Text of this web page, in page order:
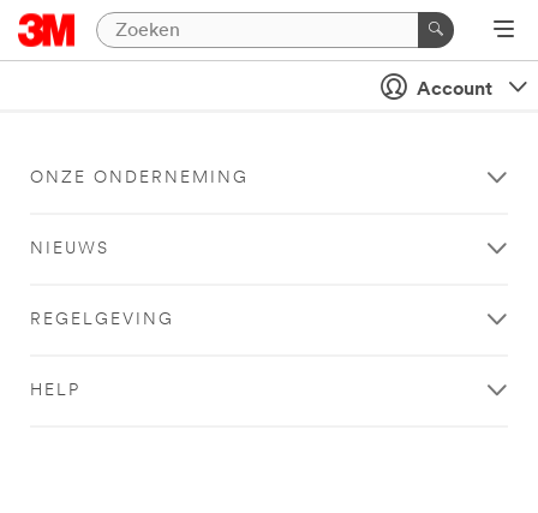
Account
ONZE ONDERNEMING
NIEUWS
REGELGEVING
HELP